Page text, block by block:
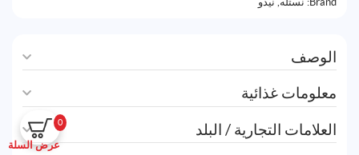
0
عرض السلة
الوصف
معلومات غذائية
العلامات التجارية / البلد